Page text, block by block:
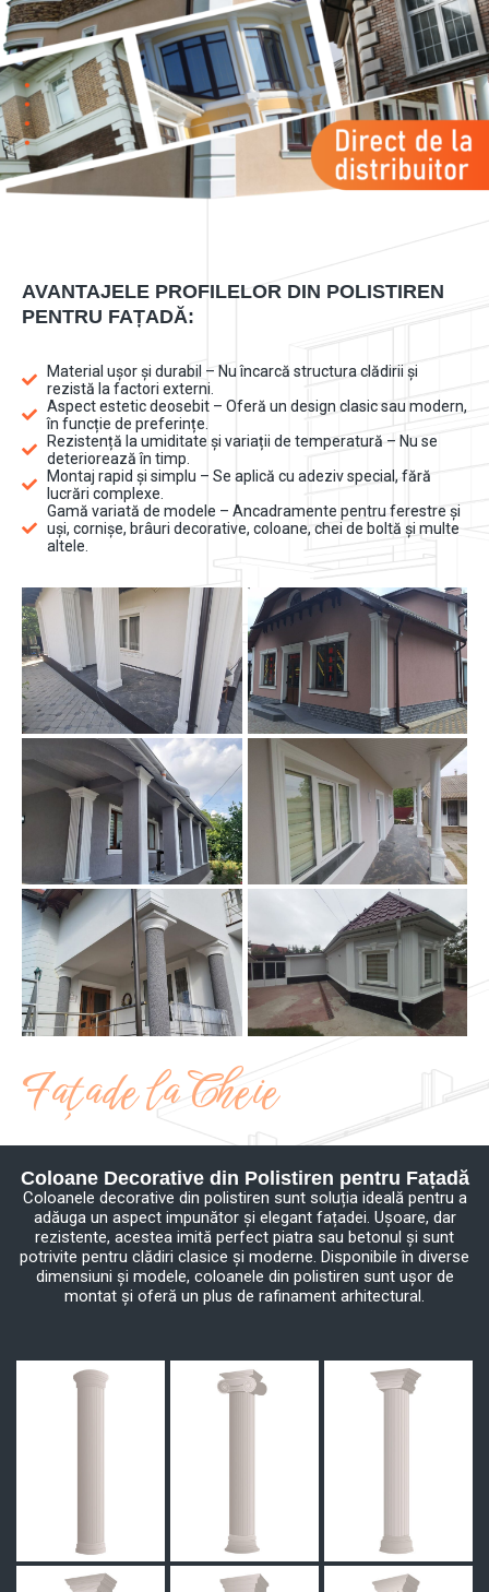
AVANTAJELE PROFILELOR DIN POLISTIREN
PENTRU FAȚADĂ:
Material ușor și durabil – Nu încarcă structura clădirii și
rezistă la factori externi.
Aspect estetic deosebit – Oferă un design clasic sau modern,
în funcție de preferințe.
Rezistență la umiditate și variații de temperatură – Nu se
deteriorează în timp.
Montaj rapid și simplu – Se aplică cu adeziv special, fără
lucrări complexe.
Gamă variată de modele – Ancadramente pentru ferestre și
uși, cornișe, brâuri decorative, coloane, chei de boltă și multe
altele.
Fațade la Cheie
Coloane Decorative din Polistiren pentru Fațadă
Coloanele decorative din polistiren sunt soluția ideală pentru a
adăuga un aspect impunător și elegant fațadei. Ușoare, dar
rezistente, acestea imită perfect piatra sau betonul și sunt
potrivite pentru clădiri clasice și moderne. Disponibile în diverse
dimensiuni și modele, coloanele din polistiren sunt ușor de
montat și oferă un plus de rafinament arhitectural.